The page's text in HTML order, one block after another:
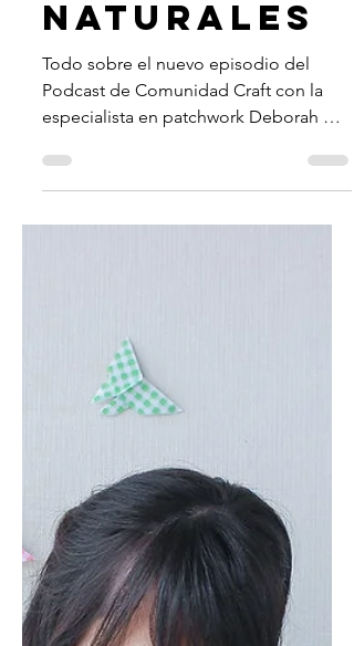
luciana bongiovanni
De diseñar
telas para
Valentino
a teñir con
Todo sobre el nuevo episodio del
Podcast de Comunidad Craft con la
especialista en patchwork Deborah Di